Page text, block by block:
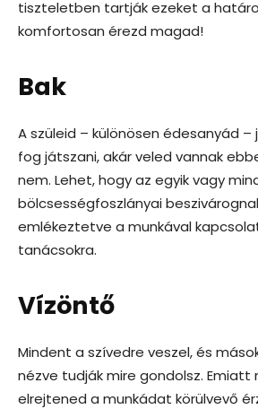
tiszteletben tartják ezeket a
komfortosan érezd magad!
Bak
A szüleid – különösen édesanyád
fog játszani, akár veled vannak
nem. Lehet, hogy az egyik vagy
bölcsességfoszlányai
emlékeztetve a munkával
tanácsokra.
Vízöntő
Mindent a szívedre veszel, és
nézve tudják mire gondolsz. Emiatt
elrejtened a munkádat körülvevő